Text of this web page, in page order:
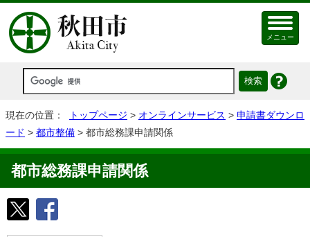
メニュー
現在の位置： トップページ > オンラインサービス > 申請書ダウンロ
ード > 都市整備 > 都市総務課申請関係
都市総務課申請関係